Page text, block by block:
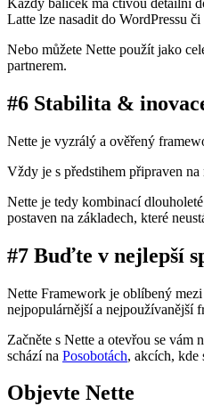
Latte lze nasadit do WordPressu
Nebo můžete Nette použít jako
partnerem.
#6 Stabilita &
Nette je vyzrálý a ověřený
Vždy je s předstihem připraven
Nette je tedy kombinací
postaven na základech, které
#7 Buďte v nejlepší
Nette Framework je oblíbený
nejpopulárnější a nejpoužívanější
Začněte s Nette a otevřou se
schází na Posobotách, akcích, kde
Objevte Nette